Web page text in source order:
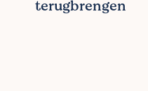
terugbrengen